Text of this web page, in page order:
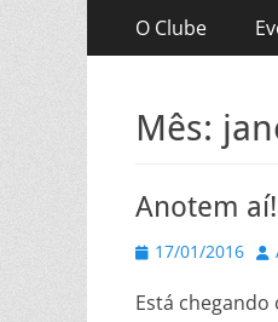
Menu
principal
para
O Clube
Mês:
Anotem
Posted
17/01/2016
Está chegando